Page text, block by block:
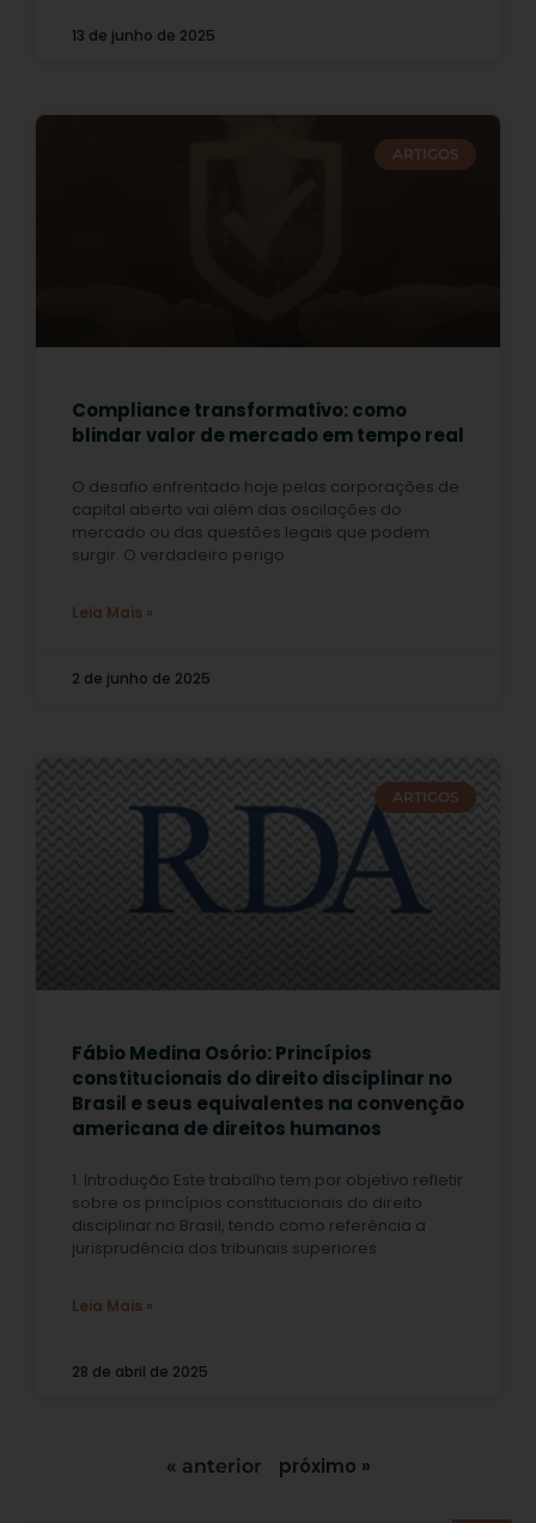
13 de junho de 2025
ARTIGOS
Compliance transformativo: como
blindar valor de mercado em tempo real
O desafio enfrentado hoje pelas corporações de
capital aberto vai além das oscilações do
mercado ou das questões legais que podem
surgir. O verdadeiro perigo
Leia Mais »
2 de junho de 2025
ARTIGOS
Fábio Medina Osório: Princípios
constitucionais do direito disciplinar no
Brasil e seus equivalentes na convenção
americana de direitos humanos
1. Introdução Este trabalho tem por objetivo refletir
sobre os princípios constitucionais do direito
disciplinar no Brasil, tendo como referência a
jurisprudência dos tribunais superiores
Leia Mais »
28 de abril de 2025
« anterior próximo »